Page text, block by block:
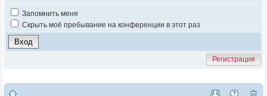
Запомнить меня
Скрыть моё пребывание на конференции в этот раз
Регистрация